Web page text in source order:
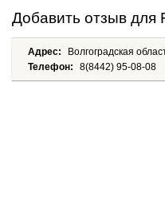
Добавить отзыв для
Адрес:
Волгоградская
Телефон:
8(8442) 95-08-08